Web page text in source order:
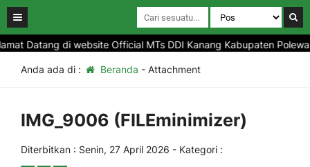
Datang di website Official MTs DDI Kanang Kabupaten Polewali
Anda ada di : Beranda - Attachment
IMG_9006 (FILEminimizer)
Diterbitkan : Senin, 27 April 2026 - Kategori :